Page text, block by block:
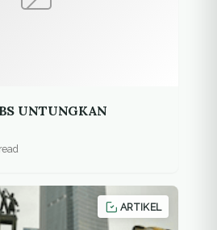
UNTUNGKAN
ARTIKEL